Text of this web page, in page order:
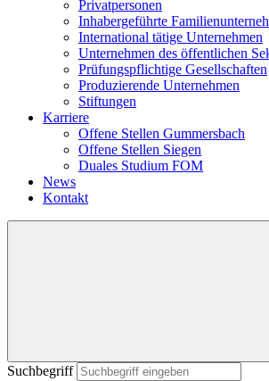
International tätige Unternehmen
Unternehmen des öffentlichen
Prüfungspflichtige Gesellschaften
Produzierende Unternehmen
Stiftungen
Karriere
Offene Stellen Gummersbach
Offene Stellen Siegen
Duales Studium FOM
News
Kontakt